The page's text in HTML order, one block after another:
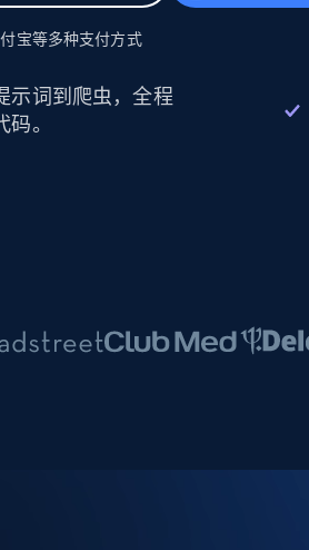
宝等多种支付方式
示词到爬虫，全程
码。